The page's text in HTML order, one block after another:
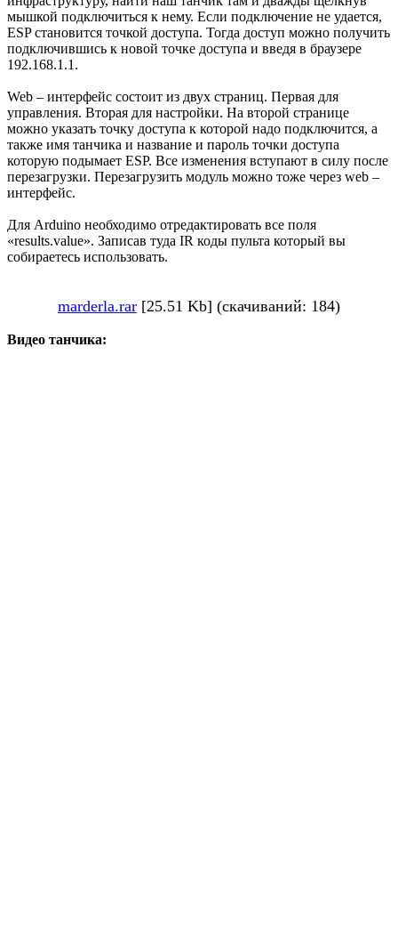
мышкой подключиться к нему. Если подключение не удается,
ESP становится точкой доступа. Тогда доступ можно получить
подключившись к новой точке доступа и введя в браузере
192.168.1.1.
Web – интерфейс состоит из двух страниц. Первая для
управления. Вторая для настройки. На второй странице
можно указать точку доступа к которой надо подключится, а
также имя танчика и название и пароль точки доступа
которую подымает ESP. Все изменения вступают в силу после
перезагрузки. Перезагрузить модуль можно тоже через web –
интерфейс.
Для Arduino необходимо отредактировать все поля
«results.value». Записав туда IR коды пульта который вы
собираетесь использовать.
marderla.rar [25.51 Kb] (скачиваний: 184)
Видео танчика: